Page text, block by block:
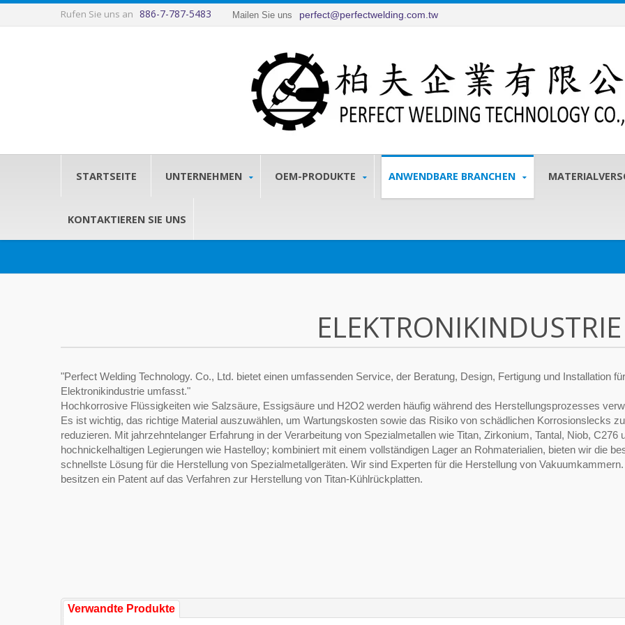
Rufen Sie uns an 886-7-787-5483 Mailen Sie uns perfect@perfectwelding.com.tw
STARTSEITE UNTERNEHMEN OEM-PRODUKTE ANWENDBARE BRANCHEN
KONTAKTIEREN SIE UNS
ELEKTRONIKINDUSTRIE
"Perfect Welding Technology. Co., Ltd. bietet einen umfassenden Service, der Beratung, Design, Fertigung und Installation
Elektronikindustrie umfasst."
Hochkorrosive Flüssigkeiten wie Salzsäure, Essigsäure und H2O2 werden häufig während des Herstellungsprozesses
Es ist wichtig, das richtige Material auszuwählen, um Wartungskosten sowie das Risiko von schädlichen Korrosionslecks zu
reduzieren. Mit jahrzehntelanger Erfahrung in der Verarbeitung von Spezialmetallen wie Titan, Zirkonium, Tantal, Niob, C276
hochnickelhaltigen Legierungen wie Hastelloy; kombiniert mit einem vollständigen Lager an Rohmaterialien, bieten wir die
schnellste Lösung für die Herstellung von Spezialmetallgeräten. Wir sind Experten für die Herstellung von
besitzen ein Patent auf das Verfahren zur Herstellung von Titan-Kühlrückplatten.
Verwandte Produkte